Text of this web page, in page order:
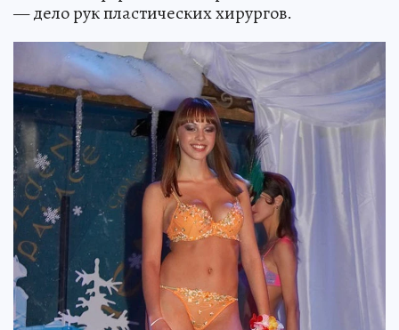
— дело рук пластических хирургов.